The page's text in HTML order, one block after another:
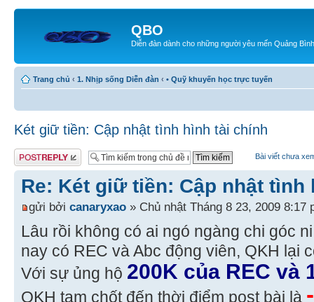
QBO
Diễn đàn dành cho những người yêu mến Quảng Bình
Trang chủ ‹ 1. Nhịp sống Diễn đàn ‹ • Quỹ khuyến học trực tuyến
Két giữ tiền: Cập nhật tình hình tài chính
Gửi bài trả lời Bài viết chưa
Re: Két giữ tiền: Cập nhật tình
gửi bởi canaryxao » Chủ nhật Tháng 8 23, 2009 8:17
Lâu rồi không có ai ngó ngàng chi góc
nay có REC và Abc động viên, QKH lại
Với sự ủng hộ 200K của REC và
QKH tạm chốt đến thời điểm post bài là